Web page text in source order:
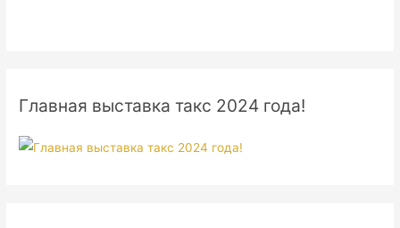
Главная выставка такс 2024 года!